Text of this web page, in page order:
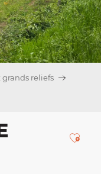
reliefs